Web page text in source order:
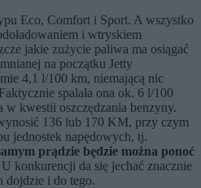
Eco, Comfort i Sport. A wszystko
i wtryskiem
jakie zużycie paliwa ma osiągać
na początku Jetty
4,1 l/100 km, niemającą nic
spalała ona ok. 6 l/100
w kwestii oszczędzania benzyny.
136 lub 170 KM, przy czym
jednostek napędowych, tj.
prądzie będzie można ponoć
U konkurencji da się jechać znacznie
dojdzie i do tego.